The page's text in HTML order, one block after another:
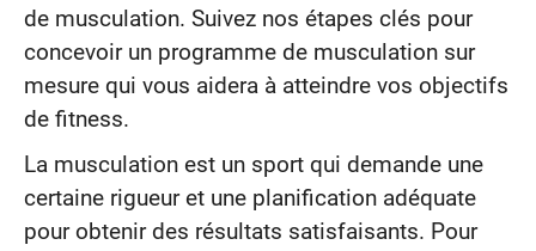
de musculation. Suivez nos étapes clés pour
concevoir un programme de musculation sur
mesure qui vous aidera à atteindre vos objectifs
de fitness.
La musculation est un sport qui demande une
certaine rigueur et une planification adéquate
pour obtenir des résultats satisfaisants. Pour